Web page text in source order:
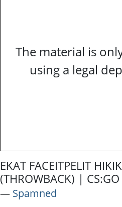
The material is
using a legal
EKAT FACEITPELIT
(THROWBACK) |
― Spamned